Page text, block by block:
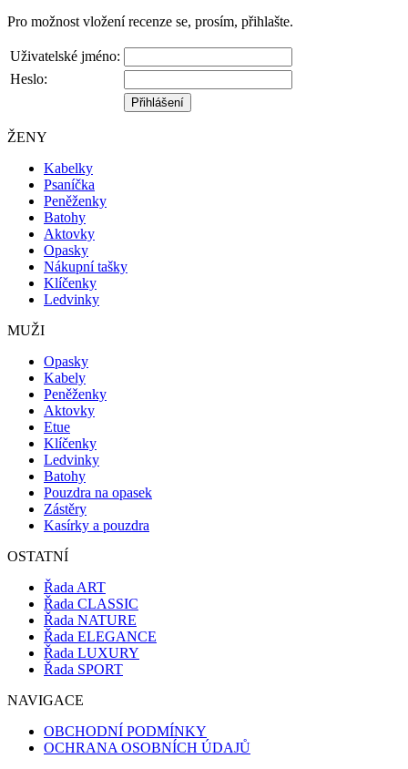
Pro možnost vložení recenze se, prosím, přihlašte.
Uživatelské jméno:
Heslo:
ŽENY
Kabelky
Psaníčka
Peněženky
Batohy
Aktovky
Opasky
Nákupní tašky
Klíčenky
Ledvinky
MUŽI
Opasky
Kabely
Peněženky
Aktovky
Etue
Klíčenky
Ledvinky
Batohy
Pouzdra na opasek
Zástěry
Kasírky a pouzdra
OSTATNÍ
Řada ART
Řada CLASSIC
Řada NATURE
Řada ELEGANCE
Řada LUXURY
Řada SPORT
NAVIGACE
OBCHODNÍ PODMÍNKY
OCHRANA OSOBNÍCH ÚDAJŮ